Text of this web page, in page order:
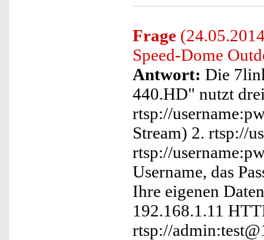
Frage
Speed-Dome
Antwort: Die
440.HD" nutzt
rtsp://
Stream) 2. rtsp://
rtsp://
Username, das
Ihre eigenen
192.168.1.11
rtsp://